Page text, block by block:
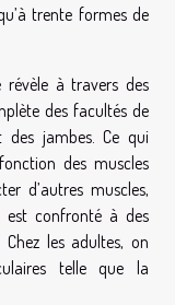
trente formes de
révèle à travers des
des facultés de
des jambes. Ce qui
des muscles
d’autres muscles,
confronté à des
les adultes, on
telle que la